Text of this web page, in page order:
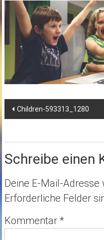
Post
Children-593313_1280
Schreibe einen
Deine E-Mail-
Erforderliche Felder
Kommentar *